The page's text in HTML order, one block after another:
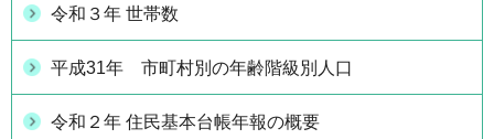
令和３年 世帯数
平成31年 市町村別の年齢階級別人口
令和２年 住民基本台帳年報の概要